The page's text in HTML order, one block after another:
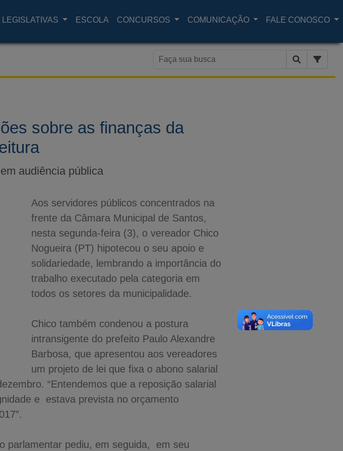
ESCOLA CONCURSOS COMUNICAÇÃO FALE CONOSCO
sobre as finanças da
audiência pública
Aos servidores públicos concentrados na
frente da Câmara Municipal de Santos,
nesta segunda-feira (3), o vereador Chico
Nogueira (PT) hipotecou o seu apoio e
solidariedade, lembrando a importância do
trabalho executado pela categoria em
todos os setores da municipalidade.
Chico também condenou a postura
intransigente do prefeito Paulo Alexandre
Barbosa, que apresentou aos vereadores
um projeto de lei que fixa o abono salarial
“Entendemos que a reposição salarial
e estava prevista no orçamento
parlamentar pediu, em seguida, em seu